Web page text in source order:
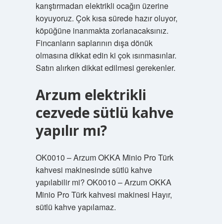
karıştırmadan elektrikli ocağın üzerine
koyuyoruz. Çok kısa sürede hazır oluyor,
köpüğüne inanmakta zorlanacaksınız.
Fincanların saplarının dışa dönük
olmasına dikkat edin ki çok ısınmasınlar.
Satın alırken dikkat edilmesi gerekenler.
Arzum elektrikli
cezvede sütlü kahve
yapılır mı?
OK0010 – Arzum OKKA Minio Pro Türk
kahvesi makinesinde sütlü kahve
yapılabilir mi? OK0010 – Arzum OKKA
Minio Pro Türk kahvesi makinesi Hayır,
sütlü kahve yapılamaz.